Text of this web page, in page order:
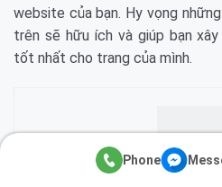
website của bạn. Hy vọng
trên sẽ hữu ích và giúp bạn
tốt nhất cho trang của mình.
Phone